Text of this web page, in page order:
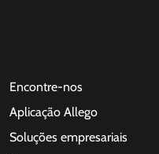
Encontre-nos
Aplicação Allego
Soluções empresariais